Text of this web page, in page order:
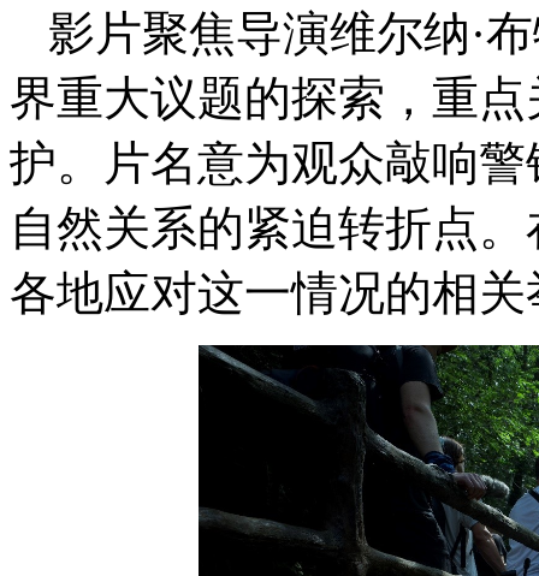
影片聚焦导演维尔纳·
界重大议题的探索，重
护。片名意为观众敲响
自然关系的紧迫转折点
各地应对这一情况的相关